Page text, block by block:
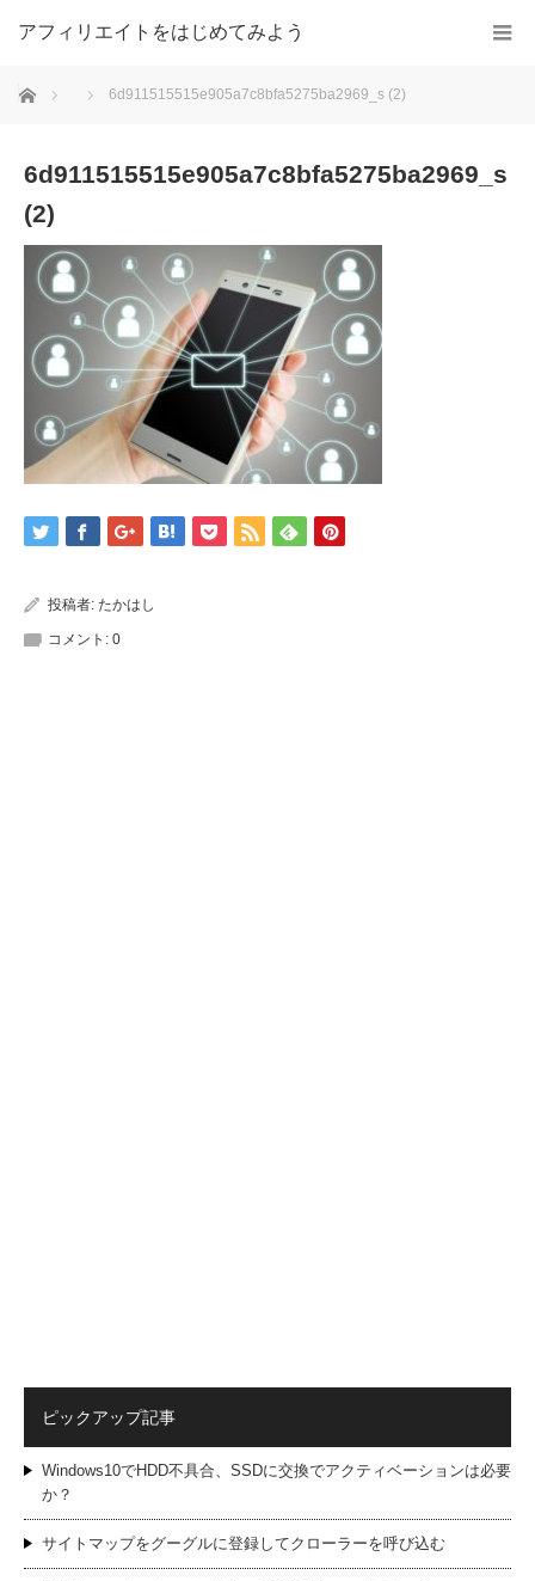
アフィリエイトをはじめてみよう
ホーム 6d911515515e905a7c8bfa5275ba2969_s (2)
6d911515515e905a7c8bfa5275ba2969_s
(2)
投稿者: たかはし
コメント: 0
ピックアップ記事
Windows10でHDD不具合、SSDに交換でアクティベーションは必要
か？
サイトマップをグーグルに登録してクローラーを呼び込む